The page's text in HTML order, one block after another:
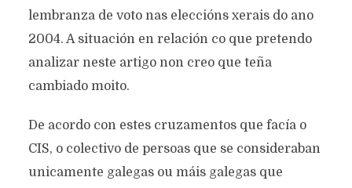
lembranza de voto nas eleccións xerais do ano
2004. A situación en relación co que pretendo
analizar neste artigo non creo que teña
cambiado moito.
De acordo con estes cruzamentos que facía o
CIS, o colectivo de persoas que se consideraban
unicamente galegas ou máis galegas que